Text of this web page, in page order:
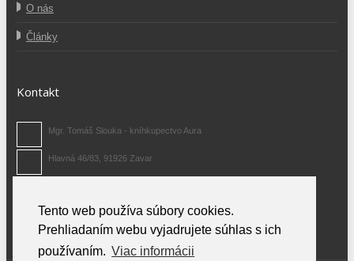
Tento web používa súbory cookies.
Prehliadaním webu vyjadrujete súhlas s ich
používaním. Viac informácii
O nás
Články
Kontakt
Mgr. Tomáš Slouka - kníhkupectvo Aura
Hlavná 46/83, 91926 Zavar
info@auraknihy.sk